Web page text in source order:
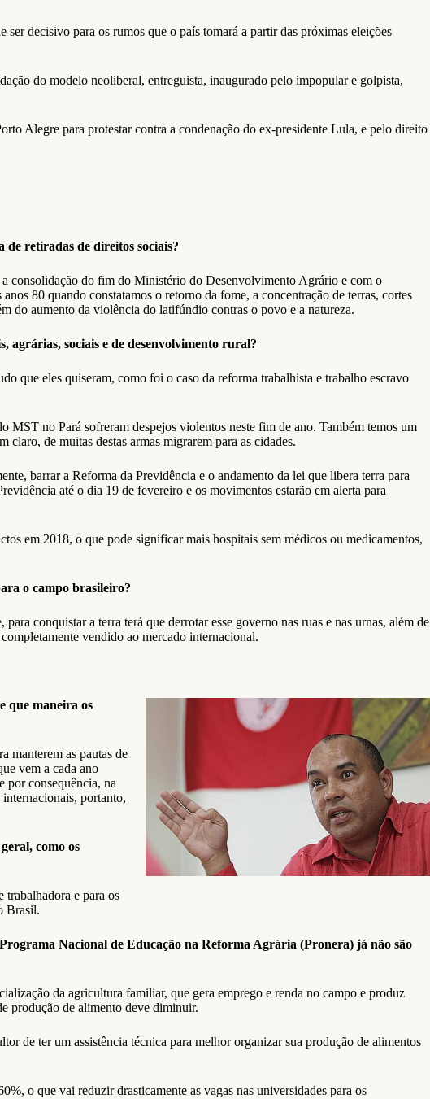
decisivo para os rumos que o país tomará a partir das próximas eleições
do modelo neoliberal, entreguista, inaugurado pelo impopular e golpista,
Alegre para protestar contra a condenação do ex-presidente Lula, e pelo direito
de retiradas de direitos sociais?
consolidação do fim do Ministério do Desenvolvimento Agrário e com o
80 quando constatamos o retorno da fome, a concentração de terras, cortes
do aumento da violência do latifúndio contras o povo e a natureza.
agrárias, sociais e de desenvolvimento rural?
que eles quiseram, como foi o caso da reforma trabalhista e trabalho escravo
MST no Pará sofreram despejos violentos neste fim de ano. Também temos um
de muitas destas armas migrarem para as cidades.
barrar a Reforma da Previdência e o andamento da lei que libera terra para
até o dia 19 de fevereiro e os movimentos estarão em alerta para
em 2018, o que pode significar mais hospitais sem médicos ou medicamentos,
o campo brasileiro?
conquistar a terra terá que derrotar esse governo nas ruas e nas urnas, além de
vendido ao mercado internacional.
que maneira os
manterem as pautas de
vem a cada ano
por consequência, na
portanto,
como os
trabalhadora e para os
Brasil.
Nacional de Educação na Reforma Agrária (Pronera) já não são
da agricultura familiar, que gera emprego e renda no campo e produz
produção de alimento deve diminuir.
de ter um assistência técnica para melhor organizar sua produção de alimentos
o que vai reduzir drasticamente as vagas nas universidades para os